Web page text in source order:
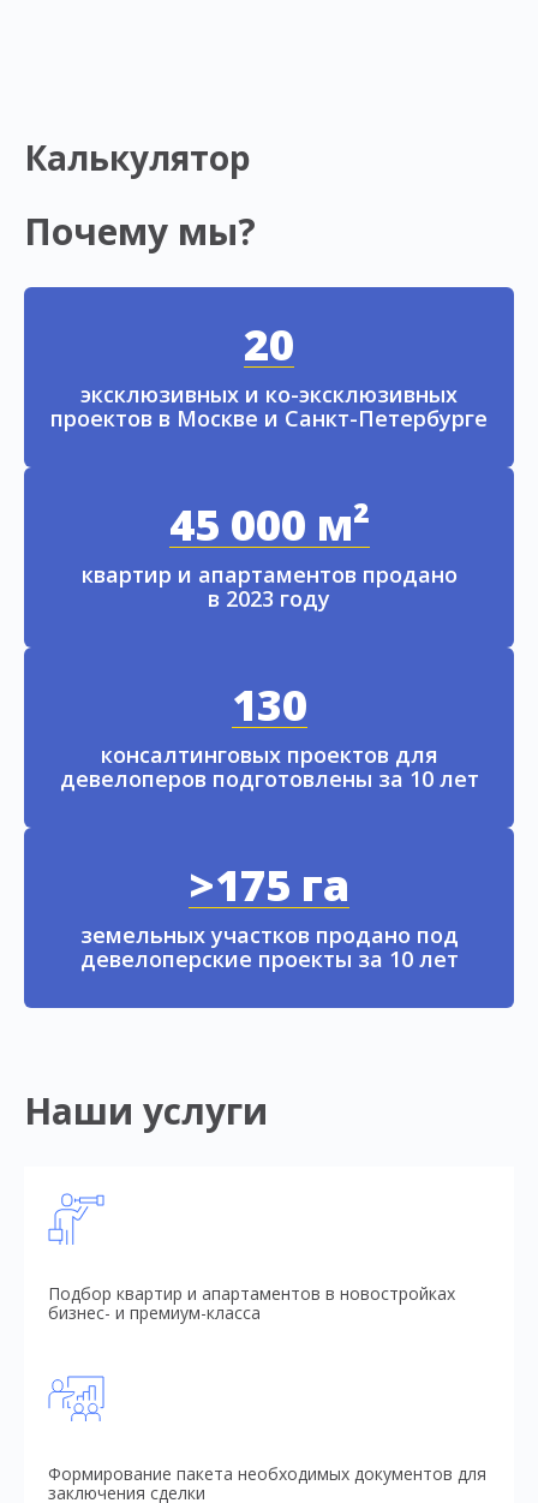
Калькулятор
Почему мы?
20
эксклюзивных и ко-эксклюзивных
проектов в Москве и Санкт-Петербурге
45 000 м²
квартир и апартаментов продано
в 2023 году
130
консалтинговых проектов для
девелоперов подготовлены за 10 лет
>175 га
земельных участков продано под
девелоперские проекты за 10 лет
Наши услуги
Подбор квартир и апартаментов в новостройках
бизнес- и премиум-класса
Формирование пакета необходимых документов для
заключения сделки